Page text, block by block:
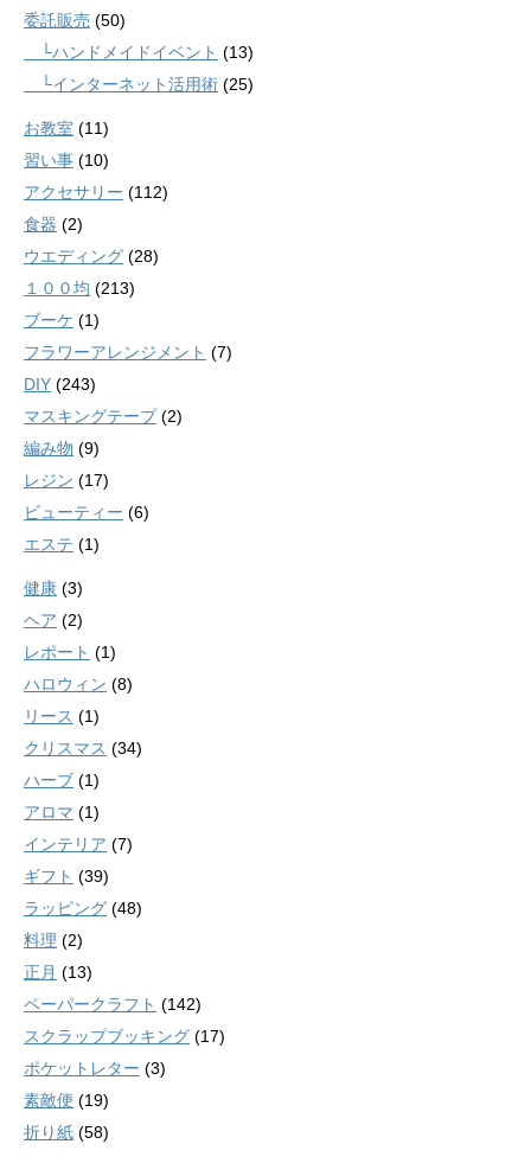
委託販売 (50)
└ハンドメイドイベント (13)
└インターネット活用術 (25)
お教室 (11)
習い事 (10)
アクセサリー (112)
食器 (2)
ウエディング (28)
１００均 (213)
ブーケ (1)
フラワーアレンジメント (7)
DIY (243)
マスキングテープ(2)
編み物 (9)
レジン (17)
ビューティー (6)
エステ (1)
健康 (3)
ヘア (2)
レポート (1)
ハロウィン (8)
リース (1)
クリスマス (34)
ハーブ (1)
アロマ (1)
インテリア (7)
ギフト (39)
ラッピング (48)
料理 (2)
正月 (13)
ペーパークラフト (142)
スクラップブッキング (17)
ポケットレター (3)
素敵便 (19)
折り紙 (58)